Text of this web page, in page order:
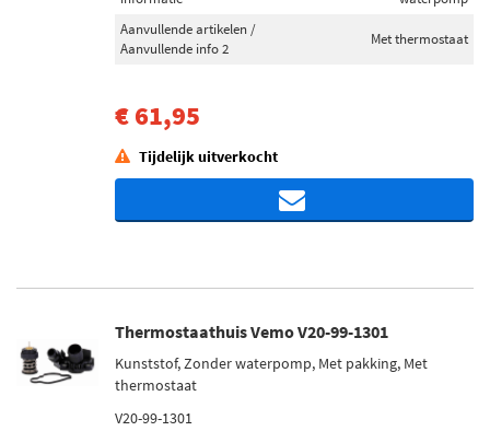
Aanvullende artikelen /
Aanvullende info 2
Met thermostaat
€ 61,95
Tijdelijk uitverkocht
Thermostaathuis Vemo V20-99-1301
Kunststof, Zonder waterpomp, Met pakking, Met
thermostaat
V20-99-1301